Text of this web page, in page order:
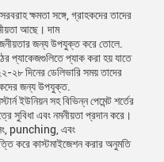
ক্ষমতা সঙ্গে, গ্রাহকদের তাদের
আছে। দাম
জন্য উপযুক্ত করে তোলে.
প্যাকেজগুলিতে প্যাক করা হয় যাতে
২৮ দিনের ডেলিভারি সময় তাদের
জন্য উপযুক্ত.
ইউনিয়ন সহ বিভিন্ন পেমেন্ট শর্তের
সুবিধা এবং নমনীয়তা প্রদান করে।
punching, এবং
করে কাস্টমাইজেশন করার অনুমতি